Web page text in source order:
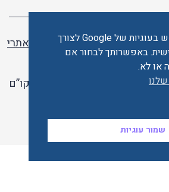
ישראלי | ליאור מזור -
בניית אתרי
וורדפרס
האתר פועל ברשיון אקו”ם
האתר שלנו משתמש בעוגיות של Google לצורך
באפשרותך לבחור אם
או לא.
שמור עוגיות